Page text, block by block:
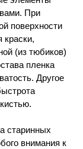
При
поверхности
краски,
(из тюбиков)
пленка
Другое
старинных
внимания к